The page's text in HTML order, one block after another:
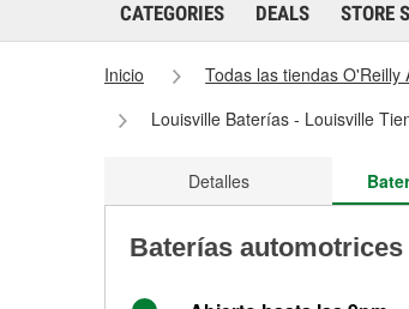
CATEGORIES DEALS STORE
Inicio Todas las tiendas O'Reilly
Louisville Baterías - Louisville
Detalles
Baterías